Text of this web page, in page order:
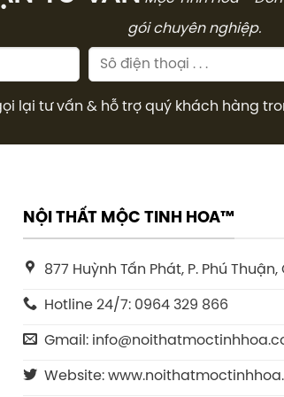
gói chuyên nghiệp.
lại tư vấn & hỗ trợ quý khách hàng
NỘI THẤT MỘC TINH HOA™
877 Huỳnh Tấn Phát, P. Phú Thuận,
Hotline 24/7: 0964 329 866
Gmail:
Website: